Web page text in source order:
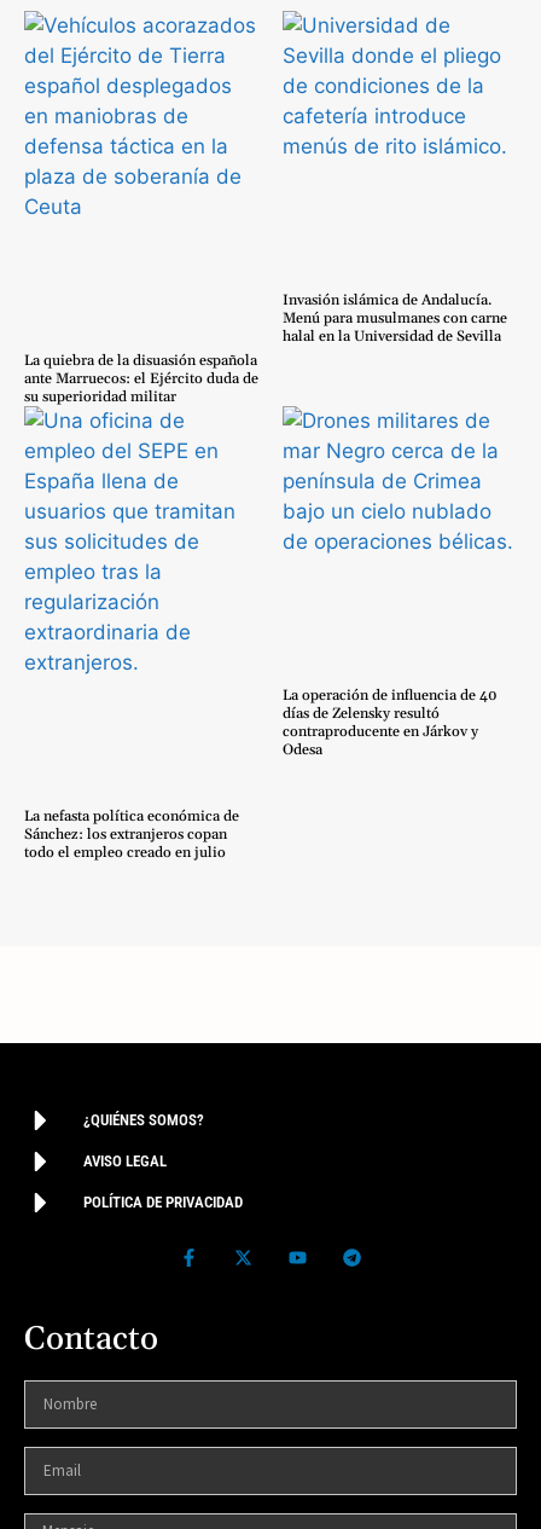
La quiebra de la disuasión española
ante Marruecos: el Ejército duda de
su superioridad militar
Invasión islámica de Andalucía.
Menú para musulmanes con carne
halal en la Universidad de Sevilla
La nefasta política económica de
Sánchez: los extranjeros copan
todo el empleo creado en julio
La operación de influencia de 40
días de Zelensky resultó
contraproducente en Járkov y
Odesa
¿QUIÉNES SOMOS?
AVISO LEGAL
POLÍTICA DE PRIVACIDAD
Contacto